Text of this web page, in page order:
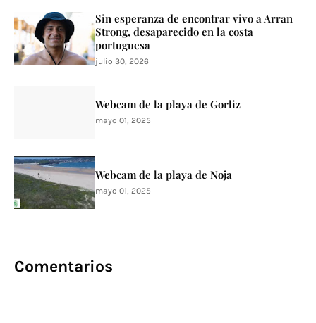
Sin esperanza de encontrar vivo a Arran
Strong, desaparecido en la costa
portuguesa
julio 30, 2026
Webcam de la playa de Gorliz
mayo 01, 2025
Webcam de la playa de Noja
mayo 01, 2025
Comentarios